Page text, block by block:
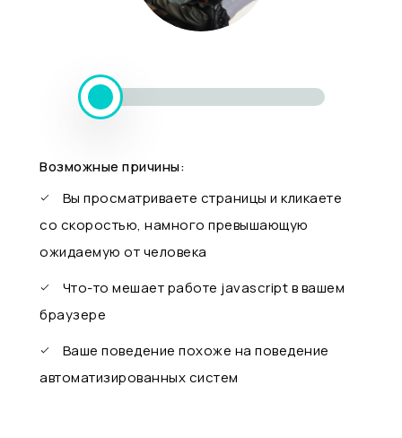
Возможные причины:
Вы просматриваете страницы и кликаете
со скоростью, намного превышающую
ожидаемую от человека
Что-то мешает работе javascript в вашем
браузере
Ваше поведение похоже на поведение
автоматизированных систем